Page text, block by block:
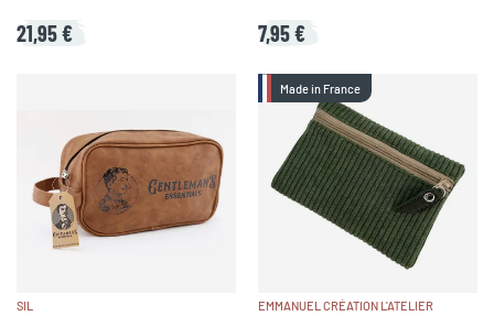
21,95 € 7,95 €
SIL
Made in France
EMMANUEL CRÉATION L'ATELIER